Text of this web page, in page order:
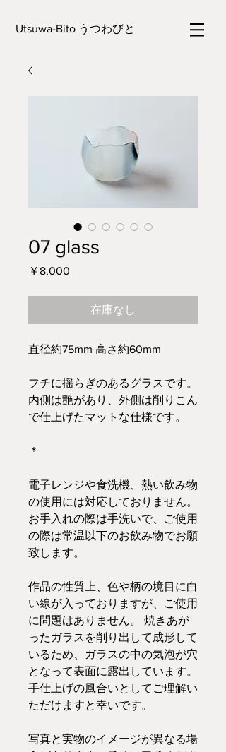
Utsuwa-Bito うつわびと
07 glass
￥8,000
在庫なし
直径約75mm 高さ約60mm
フチに揺らぎのあるグラスです。
内側は艶があり、外側は削りこん
で仕上げたマットな仕様です。
＊
電子レンジや食洗機、熱い飲み物
の使用には対応しておりません。
お手入れの際は手洗いで、ご使用
の際は常温以下のお飲み物でお願
致します。
作品の性質上、色や柄の境目に白
い線が入っておりますが、ご使用
に問題はありません。 焼きあが
ったガラスを削り出して成形して
いるため、ガラスの中の気泡が穴
となって表面に露出しています。
手仕上げの風合いとしてご理解い
ただけますと幸いです。
写真と実物のイメージが異なる場